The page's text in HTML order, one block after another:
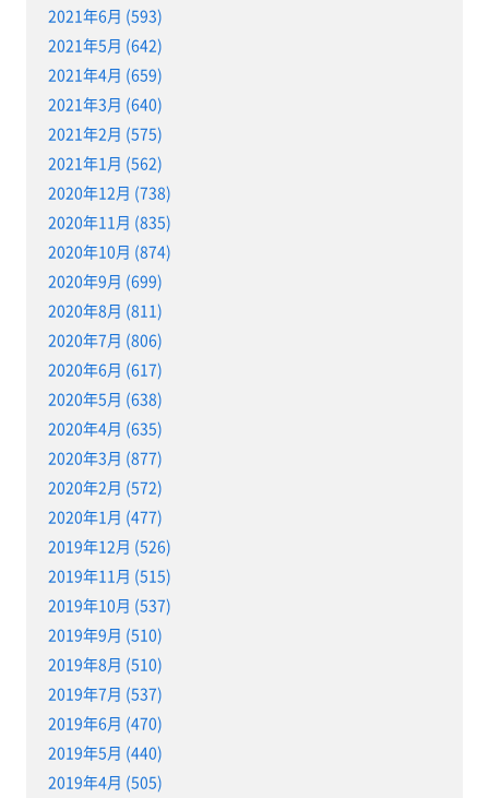
2021年6月 (593)
2021年5月 (642)
2021年4月 (659)
2021年3月 (640)
2021年2月 (575)
2021年1月 (562)
2020年12月 (738)
2020年11月 (835)
2020年10月 (874)
2020年9月 (699)
2020年8月 (811)
2020年7月 (806)
2020年6月 (617)
2020年5月 (638)
2020年4月 (635)
2020年3月 (877)
2020年2月 (572)
2020年1月 (477)
2019年12月 (526)
2019年11月 (515)
2019年10月 (537)
2019年9月 (510)
2019年8月 (510)
2019年7月 (537)
2019年6月 (470)
2019年5月 (440)
2019年4月 (505)